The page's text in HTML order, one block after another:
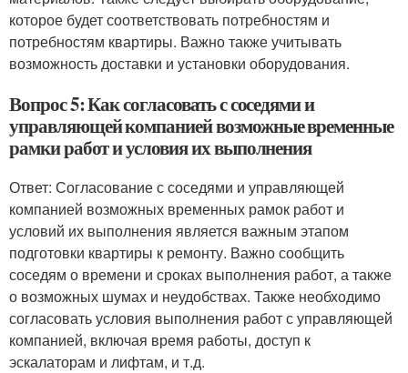
которое будет соответствовать потребностям и
потребностям квартиры. Важно также учитывать
возможность доставки и установки оборудования.
Вопрос 5: Как согласовать с соседями и
управляющей компанией возможные временные
рамки работ и условия их выполнения
Ответ: Согласование с соседями и управляющей
компанией возможных временных рамок работ и
условий их выполнения является важным этапом
подготовки квартиры к ремонту. Важно сообщить
соседям о времени и сроках выполнения работ, а также
о возможных шумах и неудобствах. Также необходимо
согласовать условия выполнения работ с управляющей
компанией, включая время работы, доступ к
эскалаторам и лифтам, и т.д.